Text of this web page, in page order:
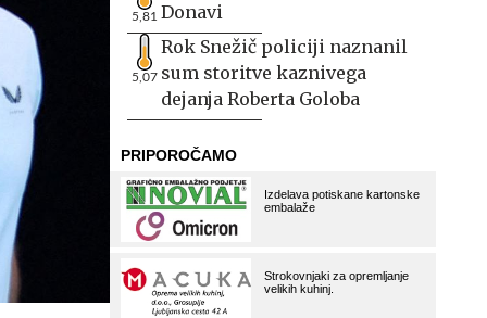
5,81 Donavi
5,07
Rok Snežič policiji naznanil
sum storitve kaznivega
dejanja Roberta Goloba